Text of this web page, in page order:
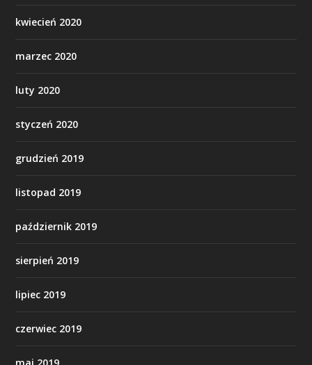
kwiecień 2020
marzec 2020
luty 2020
styczeń 2020
grudzień 2019
listopad 2019
październik 2019
sierpień 2019
lipiec 2019
czerwiec 2019
maj 2019